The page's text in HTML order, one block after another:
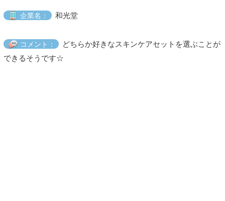
企業名： 和光堂
コメント：
どちらか好きなスキンケアセットを選ぶことが
できるそうです☆